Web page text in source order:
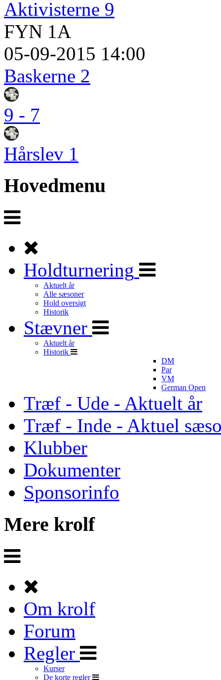
Aktivisterne 9
FYN 1A
05-09-2015 14:00
Baskerne 2
9 - 7
Hårslev 1
Hovedmenu
Holdturnering
Aktuelt år
Alle sæsoner
Hold oversigt
Historik
Stævner
Aktuelt år
Historik
DM
Par
VM
German Open
Træf - Ude - Aktuelt år
Træf - Inde - Aktuel
Klubber
Dokumenter
Sponsorinfo
Mere krolf
Om krolf
Forum
Regler
Kurser
De korte regler